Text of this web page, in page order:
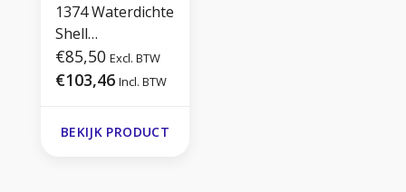
1374 Waterdichte
Shell
Dameswerkjas
€85,50 Excl. BTW
€103,46 Incl. BTW
BEKIJK PRODUCT